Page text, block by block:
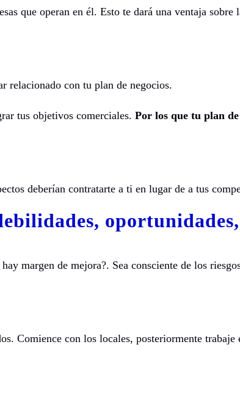
que operan en él. Esto te dará una ventaja sobre
relacionado con tu plan de negocios.
tus objetivos comerciales. Por los que tu plan
deberían contratarte a ti en lugar de a tus
oportunidades,
margen de mejora?. Sea consciente de los
Comience con los locales, posteriormente trabaje